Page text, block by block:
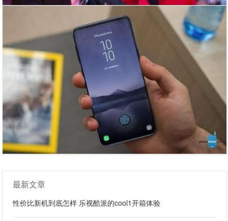
最新文章
性价比新机到底怎样 乐视酷派的cool1开箱体验